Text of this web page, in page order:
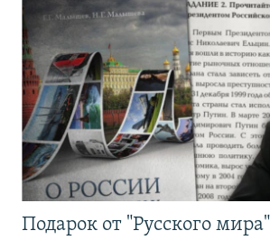
Подарок от "Русского